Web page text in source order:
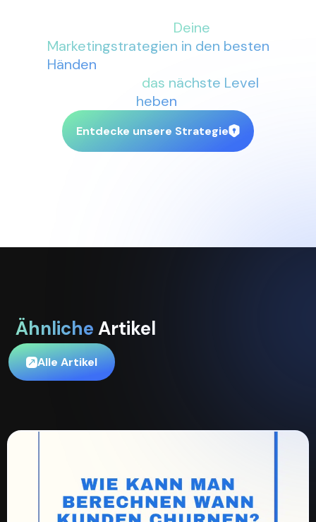
Deine
Marketingstrategien in den besten
Händen
das nächste Level
heben
Entdecke unsere Strategie
Ähnliche Artikel
Alle Artikel